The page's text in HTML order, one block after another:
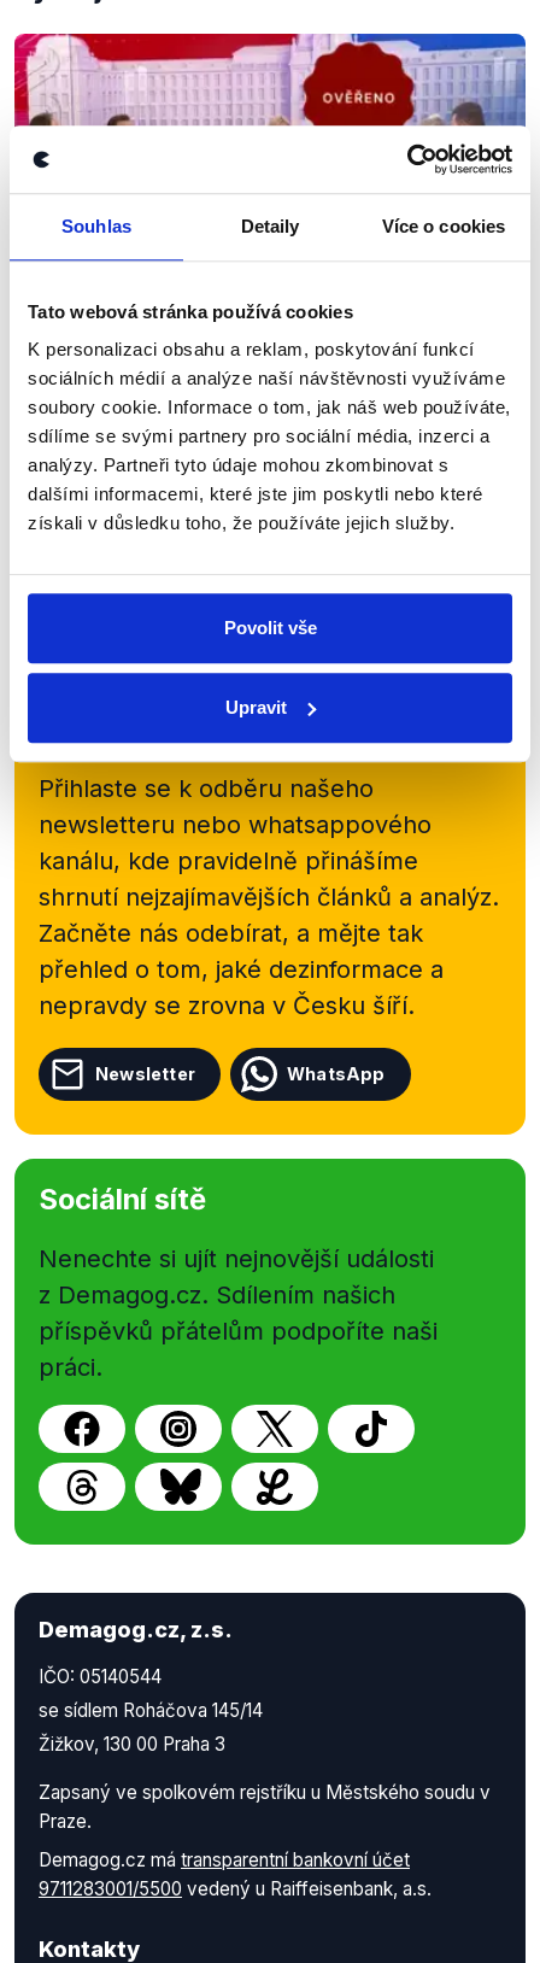
Souhlas Detaily Více o cookies
Tato webová stránka používá cookies
K personalizaci obsahu a reklam, poskytování funkcí
sociálních médií a analýze naší návštěvnosti využíváme
soubory cookie. Informace o tom, jak náš web používáte,
sdílíme se svými partnery pro sociální média, inzerci a
analýzy. Partneři tyto údaje mohou zkombinovat s
dalšími informacemi, které jste jim poskytli nebo které
získali v důsledku toho, že používáte jejich služby.
Povolit vše
Upravit
OVĚŘENO
Kauzy všude, kam se podíváš
15. září 2025
CNN Prima News odvysílala při příležitosti 50 dní
do sněmovních voleb debatu zástupců několika
uskupení, která se v průzkumech pohybovala na
Zůstaňme v kontaktu
Přihlaste se k odběru našeho
newsletteru nebo whatsappového
kanálu, kde pravidelně přinášíme
shrnutí nejzajímavějších článků a analýz.
Začněte nás odebírat, a mějte tak
přehled o tom, jaké dezinformace a
nepravdy se zrovna v Česku šíří.
Newsletter WhatsApp
Sociální sítě
Nenechte si ujít nejnovější události
z Demagog.cz. Sdílením našich
příspěvků přátelům podpoříte naši
práci.
Demagog.cz, z.s.
IČO: 05140544
se sídlem Roháčova 145/14
Žižkov, 130 00 Praha 3
Zapsaný ve spolkovém rejstříku u Městského soudu v
Praze.
Demagog.cz má transparentní bankovní účet
9711283001/5500 vedený u Raiffeisenbank, a.s.
Kontakty